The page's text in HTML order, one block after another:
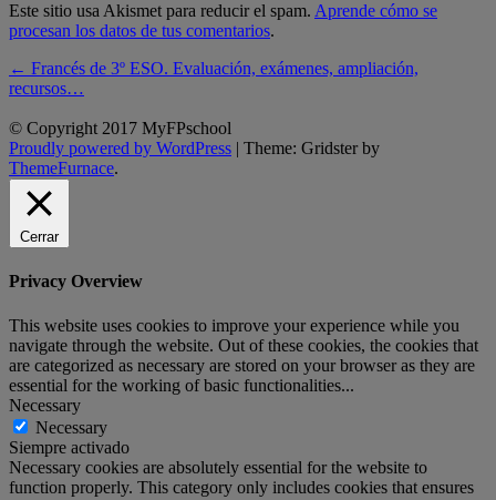
Este sitio usa Akismet para reducir el spam. Aprende cómo se
procesan los datos de tus comentarios.
Post
navigation
← Francés de 3º ESO. Evaluación, exámenes, ampliación,
recursos…
© Copyright 2017 MyFPschool
Proudly powered by WordPress | Theme: Gridster by
ThemeFurnace.
Cerrar
Privacy Overview
This website uses cookies to improve your experience while you
navigate through the website. Out of these cookies, the cookies that
are categorized as necessary are stored on your browser as they are
essential for the working of basic functionalities...
Necessary
Necessary
Siempre activado
Necessary cookies are absolutely essential for the website to
function properly. This category only includes cookies that ensures